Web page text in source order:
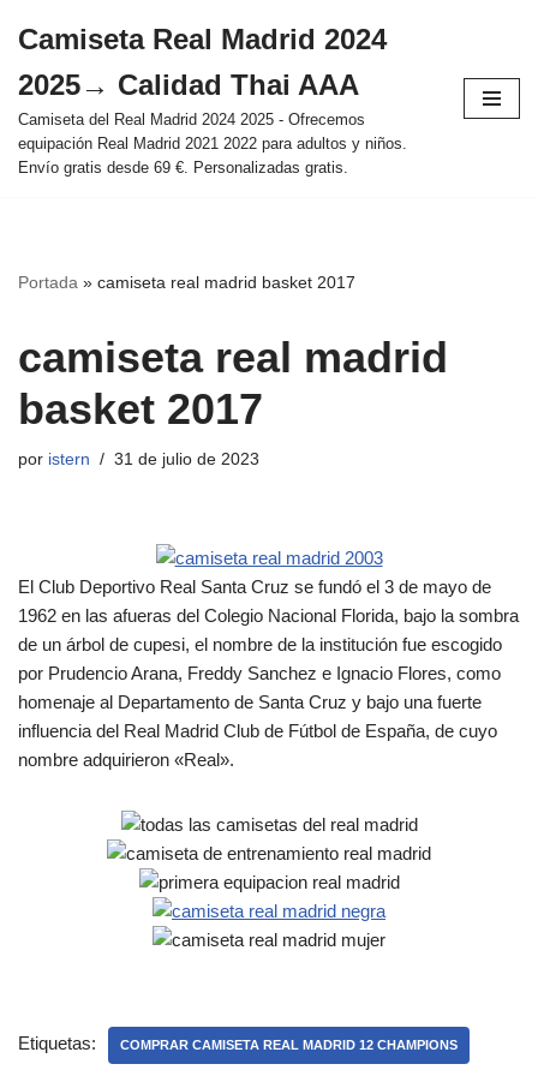
al
contenido
Camiseta Real Madrid 2024
2025→ Calidad Thai AAA
Camiseta del Real Madrid 2024 2025 - Ofrecemos
equipación Real Madrid 2021 2022 para adultos y niños.
Envío gratis desde 69 €. Personalizadas gratis.
Portada » camiseta real madrid basket 2017
camiseta real madrid
basket 2017
por istern 31 de julio de 2023
El Club Deportivo Real Santa Cruz se fundó el 3 de mayo de
1962 en las afueras del Colegio Nacional Florida, bajo la sombra
de un árbol de cupesi, el nombre de la institución fue escogido
por Prudencio Arana, Freddy Sanchez e Ignacio Flores, como
homenaje al Departamento de Santa Cruz y bajo una fuerte
influencia del Real Madrid Club de Fútbol de España, de cuyo
nombre adquirieron «Real».
Etiquetas: COMPRAR CAMISETA REAL MADRID 12 CHAMPIONS